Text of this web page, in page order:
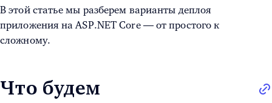
В этой статье мы разберем варианты деплоя
приложения на ASP.NET Core — от простого к
сложному.
Что будем